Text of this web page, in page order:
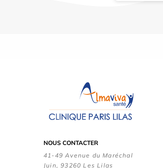
NOUS CONTACTER
41-49 Avenue du Maréchal
Juin, 93260 Les Lilas